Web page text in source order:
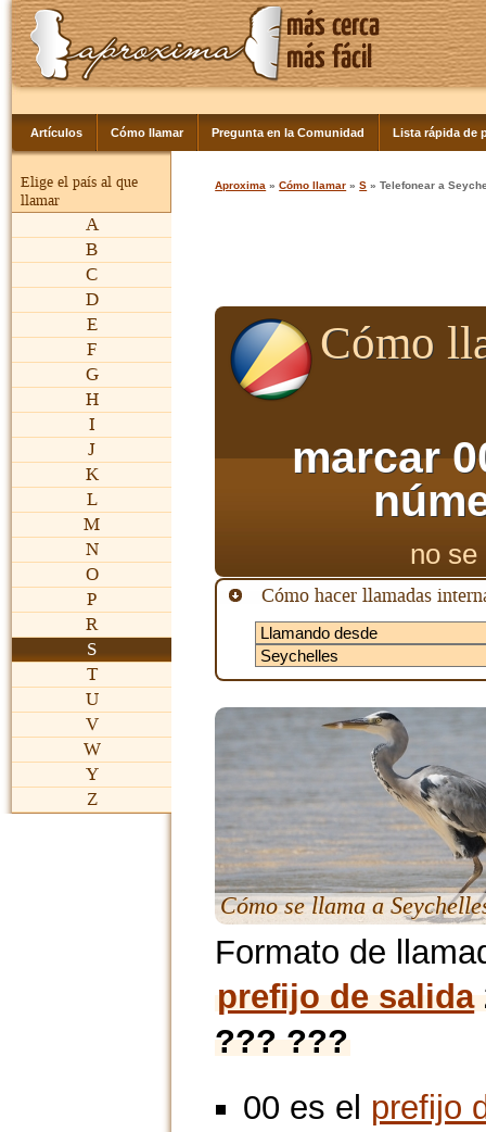
Artículos Cómo llamar Pregunta en la Comunidad Lista rápida de
Elige el país al que
llamar
A
B
C
D
E
F
G
H
I
J
K
L
M
N
O
P
R
S
T
U
V
W
Y
Z
Aproxima »Cómo llamar »S » Telefonear a
Cómo
marcar
no
Cómo hacer llamadas
Cómo se llama a
Formato de
prefijo de salida
??? ???
00 es el prefijo